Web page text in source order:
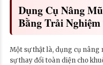
Dụng Cụ Nâng
Bằng Trải
Một sự thật là, dụng cụ
sự thay đổi toàn diện cho